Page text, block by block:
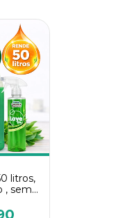
litros,
, sem